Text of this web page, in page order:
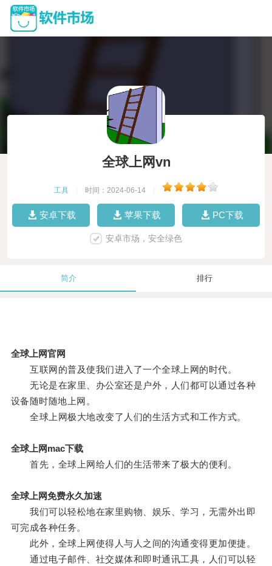
全球上网vn
工具 时间：2024-06-14
安卓下载 苹果下载 PC下载
安卓市场，安全绿色
简介 排行
全球上网官网
互联网的普及使我们进入了一个全球上网的时代。
无论是在家里、办公室还是户外，人们都可以通过各种
设备随时随地上网。
全球上网极大地改变了人们的生活方式和工作方式。
全球上网mac下载
首先，全球上网给人们的生活带来了极大的便利。
全球上网免费永久加速
我们可以轻松地在家里购物、娱乐、学习，无需外出即
可完成各种任务。
此外，全球上网使得人与人之间的沟通变得更加便捷。
通过电子邮件、社交媒体和即时通讯工具，人们可以轻